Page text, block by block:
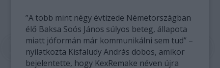
”A több mint négy évtizede Németországban
élő Baksa Soós János súlyos beteg, állapota
miatt jóformán már kommunikálni sem tud” –
nyilatkozta Kisfaludy András dobos, amikor
bejelentette, hogy KexRemake néven újra